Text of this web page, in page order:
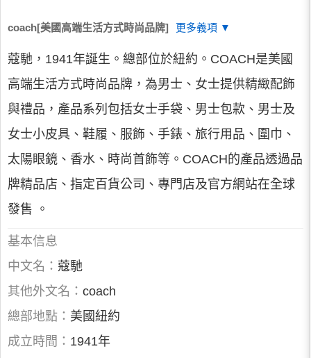
coach[美國高端生活方式時尚品牌] 更多義項 ▼
蔻馳，1941年誕生。總部位於紐約。COACH是美國
高端生活方式時尚品牌，為男士、女士提供精緻配飾
與禮品，產品系列包括女士手袋、男士包款、男士及
女士小皮具、鞋履、服飾、手錶、旅行用品、圍巾、
太陽眼鏡、香水、時尚首飾等。COACH的產品透過品
牌精品店、指定百貨公司、專門店及官方網站在全球
發售 。
基本信息
中文名： 蔻馳
其他外文名： coach
總部地點： 美國紐約
成立時間： 1941年